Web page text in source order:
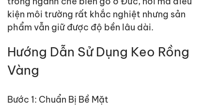
kiện môi trường rất khắc nghiệt nhưng sản
phẩm vẫn giữ được độ bền lâu dài.
Hướng Dẫn Sử Dụng Keo Rồng
Vàng
Bước 1: Chuẩn Bị Bề Mặt